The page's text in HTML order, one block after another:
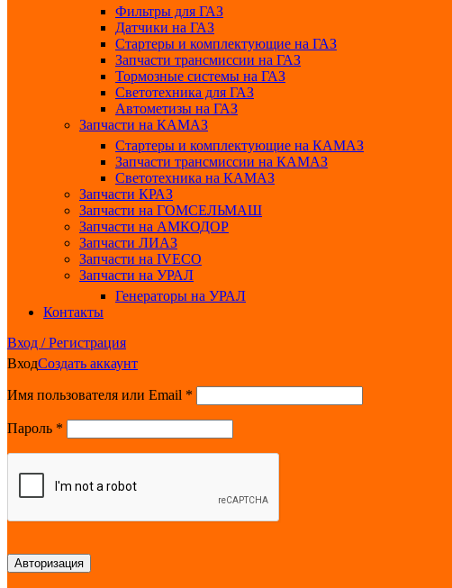
Фильтры для ГАЗ
Датчики на ГАЗ
Стартеры и комплектующие на ГАЗ
Запчасти трансмиссии на ГАЗ
Тормозные системы на ГАЗ
Светотехника для ГАЗ
Автометизы на ГАЗ
Запчасти на КАМАЗ
Стартеры и комплектующие на КАМАЗ
Запчасти трансмиссии на КАМАЗ
Светотехника на КАМАЗ
Запчасти КРАЗ
Запчасти на ГОМСЕЛЬМАШ
Запчасти на АМКОДОР
Запчасти ЛИАЗ
Запчасти на IVECO
Запчасти на УРАЛ
Генераторы на УРАЛ
Контакты
Вход / Регистрация
ВходСоздать аккаунт
Имя пользователя или Email *
Пароль *
Авторизация